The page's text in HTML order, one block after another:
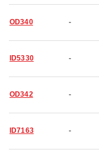
OD340 -
ID5330 -
OD342 -
ID7163 -